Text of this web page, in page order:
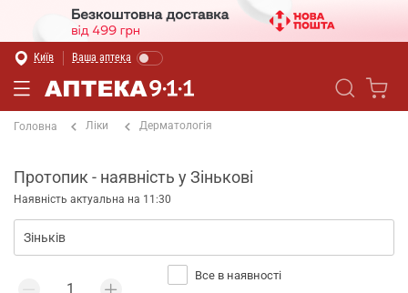
Київ Ваша аптека
Головна Ліки Дерматологія
Протопик - наявність у Зінькові
Наявність актуальна на 11:30
Все в наявності